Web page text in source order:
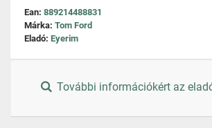
Ean: 889214488831
Márka: Tom Ford
Eladó: Eyerim
További információkért az